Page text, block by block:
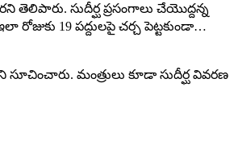
తెలిపారు. సుదీర్ఘ ప్ర‌సంగాలు చేయొద్ద‌న్న
19 ప‌ద్దుల‌పై చ‌ర్చ పెట్ట‌కుండా…
మంత్రులు కూడా సుదీర్ఘ వివ‌ర‌ణ